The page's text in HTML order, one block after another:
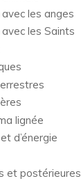
les anges
les Saints
lignée
d’énergie
et postérieures